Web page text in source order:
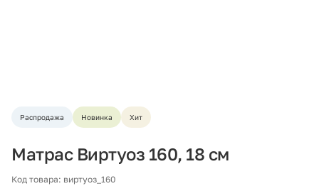
Распродажа Новинка Хит
Матрас Виртуоз 160, 18 см
Код товара: виртуоз_160